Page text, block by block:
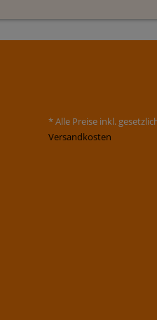
* Alle Preise inkl.
Versandkosten